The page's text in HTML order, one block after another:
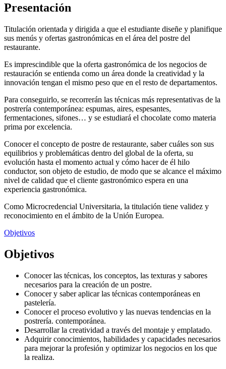
Presentación
Titulación orientada y dirigida a que el estudiante diseñe y planifique
sus menús y ofertas gastronómicas en el área del postre del
restaurante.
Es imprescindible que la oferta gastronómica de los negocios de
restauración se entienda como un área donde la creatividad y la
innovación tengan el mismo peso que en el resto de departamentos.
Para conseguirlo, se recorrerán las técnicas más representativas de la
postrería contemporánea: espumas, aires, espesantes,
fermentaciones, sifones… y se estudiará el chocolate como materia
prima por excelencia.
Conocer el concepto de postre de restaurante, saber cuáles son sus
equilibrios y problemáticas dentro del global de la oferta, su
evolución hasta el momento actual y cómo hacer de él hilo
conductor, son objeto de estudio, de modo que se alcance el máximo
nivel de calidad que el cliente gastronómico espera en una
experiencia gastronómica.
Como Microcredencial Universitaria, la titulación tiene validez y
reconocimiento en el ámbito de la Unión Europea.
Objetivos
Objetivos
Conocer las técnicas, los conceptos, las texturas y sabores
necesarios para la creación de un postre.
Conocer y saber aplicar las técnicas contemporáneas en
pastelería.
Conocer el proceso evolutivo y las nuevas tendencias en la
postrería. contemporánea.
Desarrollar la creatividad a través del montaje y emplatado.
Adquirir conocimientos, habilidades y capacidades necesarios
para mejorar la profesión y optimizar los negocios en los que
la realiza.